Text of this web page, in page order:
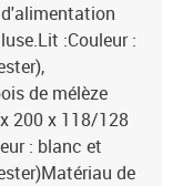
:Couleur :
de mélèze
200 x 118/128
: blanc et
de